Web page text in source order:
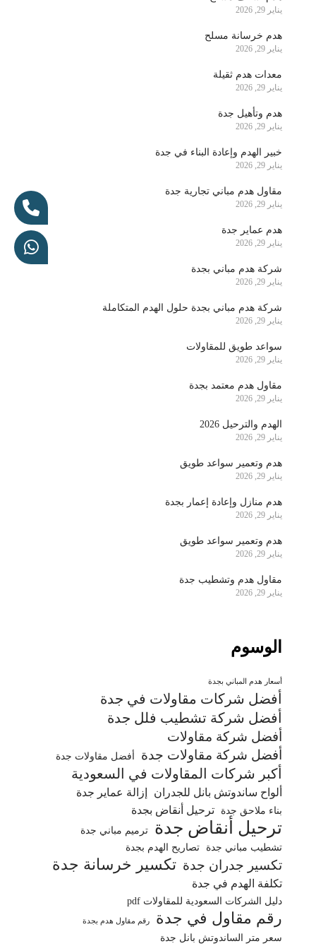
يناير 29, 2026
هدم خرسانة مسلح
يناير 29, 2026
معدات هدم ثقيلة
يناير 29, 2026
هدم وتأهيل جدة
يناير 29, 2026
خبير الهدم وإعادة البناء في جدة
يناير 29, 2026
مقاول هدم مباني تجارية جدة
يناير 29, 2026
هدم عماير جدة
يناير 29, 2026
شركة هدم مباني بجدة
يناير 29, 2026
شركة هدم مباني بجدة حلول الهدم المتكاملة
يناير 29, 2026
سواعد طويق للمقاولات
يناير 29, 2026
مقاول هدم معتمد بجدة
يناير 29, 2026
الهدم والترحيل 2026
يناير 29, 2026
هدم وتعمير سواعد طويق
يناير 29, 2026
هدم منازل وإعادة إعمار بجدة
يناير 29, 2026
هدم وتعمير سواعد طويق
يناير 29, 2026
مقاول هدم وتشطيب جدة
يناير 29, 2026
الوسوم
أسعار هدم المباني بجدة
أفضل شركات مقاولات في جدة
أفضل شركة تشطيب فلل جدة
أفضل شركة مقاولات
أفضل شركة مقاولات جدة
أفضل مقاولات جدة
أكبر شركات المقاولات في السعودية
ألواح ساندوتش بانل للجدران إزالة عماير جدة
بناء ملاحق جدة ترحيل أنقاض بجدة
ترحيل أنقاض جدة
ترميم مباني جدة
تشطيب مباني جدة
تصاريح الهدم بجدة
تكسير جدران جدة تكسير خرسانة جدة
تكلفة الهدم في جدة
دليل الشركات السعودية للمقاولات pdf
رقم مقاول في جدة رقم مقاول هدم بجدة
سعر متر الساندوتش بانل جدة